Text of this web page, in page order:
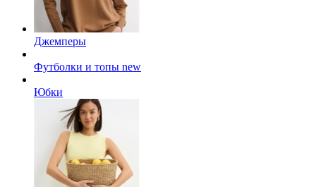
Джемперы
Футболки и топы new
Юбки